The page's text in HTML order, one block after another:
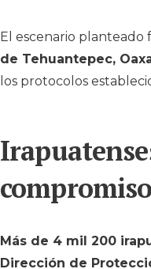
El escenario planteado
de Tehuantepec,
los protocolos
compromiso
Más de 4 mil 200
Dirección de